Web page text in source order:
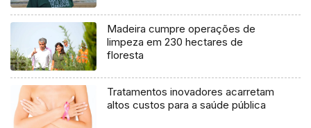
Madeira cumpre operações de
limpeza em 230 hectares de
floresta
Tratamentos inovadores acarretam
altos custos para a saúde pública